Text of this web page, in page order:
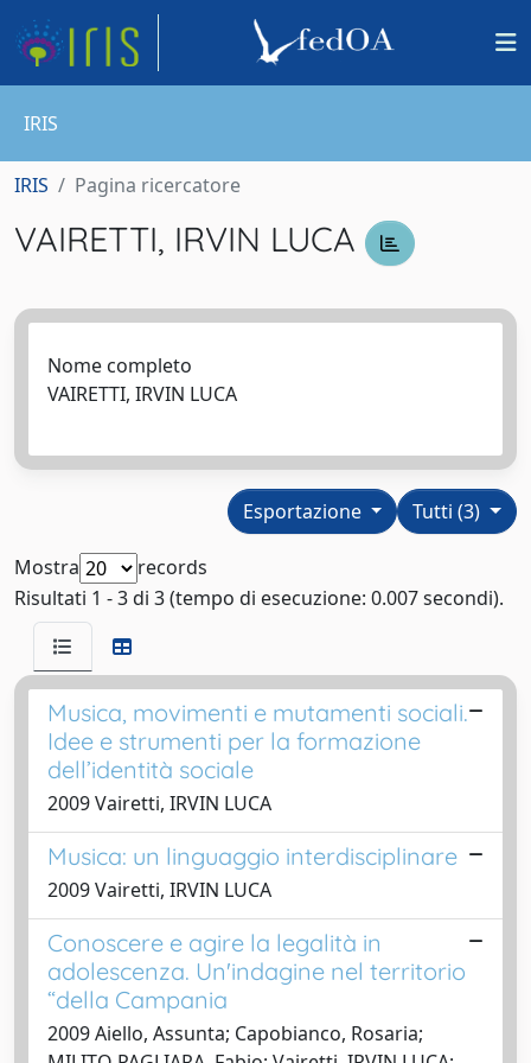
IRIS
IRIS Pagina ricercatore
VAIRETTI, IRVIN LUCA
Nome completo
VAIRETTI, IRVIN LUCA
Tutti (3)
Esportazione
Mostra
records
Risultati 1 - 3 di 3 (tempo di esecuzione: 0.007 secondi).
Musica, movimenti e mutamenti sociali.
Idee e strumenti per la formazione
dell’identità sociale
2009 Vairetti, IRVIN LUCA
Musica: un linguaggio interdisciplinare
2009 Vairetti, IRVIN LUCA
Conoscere e agire la legalità in
adolescenza. Un'indagine nel territorio
“della Campania
2009 Aiello, Assunta; Capobianco, Rosaria;